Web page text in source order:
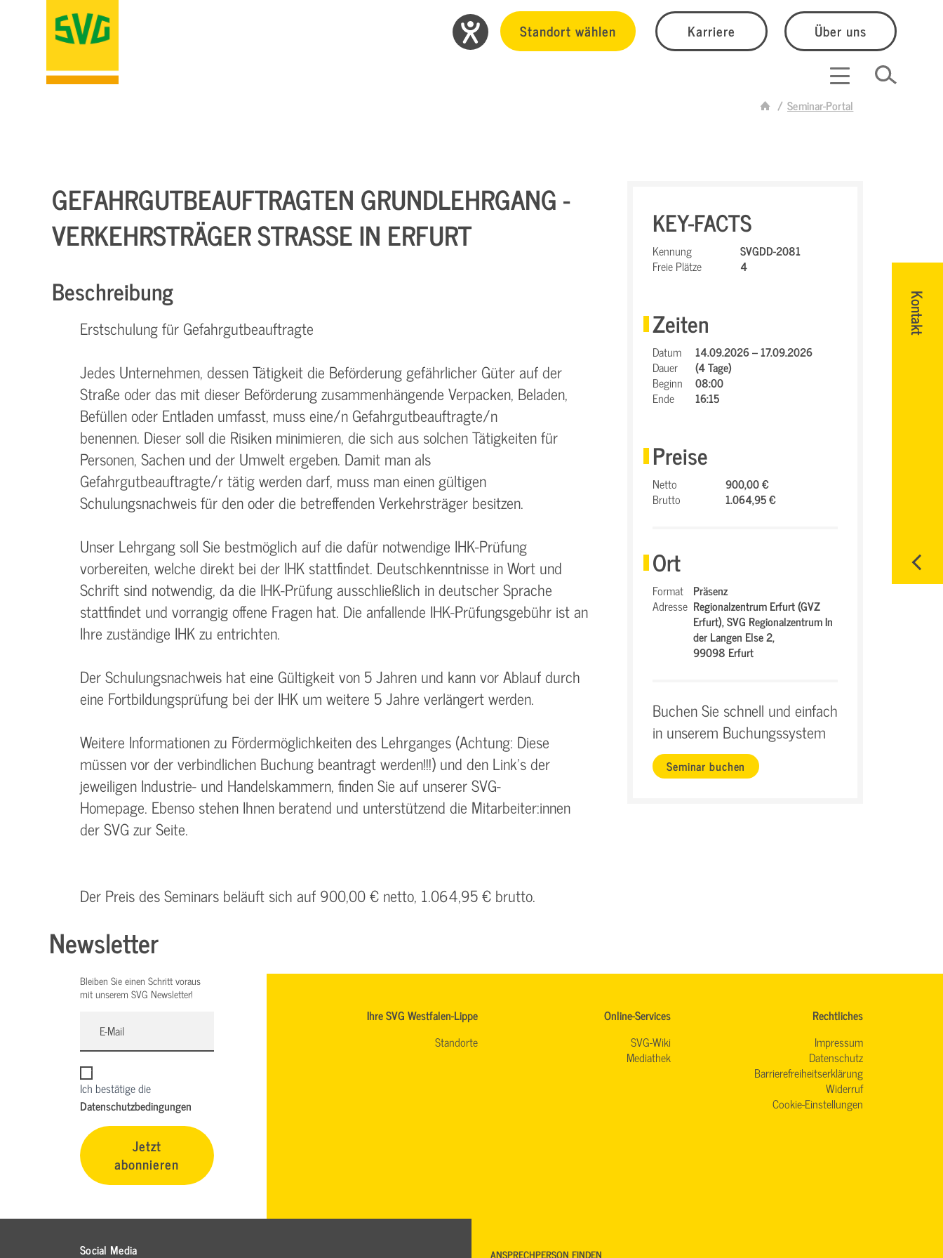
Standort wählen Karriere Über uns
Seminar-Portal
Kontakt
GEFAHRGUTBEAUFTRAGTEN GRUNDLEHRGANG -
VERKEHRSTRÄGER STRASSE IN ERFURT
Beschreibung
Erstschulung für Gefahrgutbeauftragte
Jedes Unternehmen, dessen Tätigkeit die Beförderung gefährlicher Güter auf der
Straße oder das mit dieser Beförderung zusammenhängende Verpacken, Beladen,
Befüllen oder Entladen umfasst, muss eine/n Gefahrgutbeauftragte/n
benennen. Dieser soll die Risiken minimieren, die sich aus solchen Tätigkeiten für
Personen, Sachen und der Umwelt ergeben. Damit man als
Gefahrgutbeauftragte/r tätig werden darf, muss man einen gültigen
Schulungsnachweis für den oder die betreffenden Verkehrsträger besitzen.
Unser Lehrgang soll Sie bestmöglich auf die dafür notwendige IHK-Prüfung
vorbereiten, welche direkt bei der IHK stattfindet. Deutschkenntnisse in Wort und
Schrift sind notwendig, da die IHK-Prüfung ausschließlich in deutscher Sprache
stattfindet und vorrangig offene Fragen hat. Die anfallende IHK-Prüfungsgebühr ist an
Ihre zuständige IHK zu entrichten.
Der Schulungsnachweis hat eine Gültigkeit von 5 Jahren und kann vor Ablauf durch
eine Fortbildungsprüfung bei der IHK um weitere 5 Jahre verlängert werden.
Weitere Informationen zu Fördermöglichkeiten des Lehrganges (Achtung: Diese
müssen vor der verbindlichen Buchung beantragt werden!!!) und den Link's der
jeweiligen Industrie- und Handelskammern, finden Sie auf unserer SVG-
Homepage. Ebenso stehen Ihnen beratend und unterstützend die Mitarbeiter:innen
der SVG zur Seite.
Der Preis des Seminars beläuft sich auf 900,00 € netto, 1.064,95 € brutto.
KEY-FACTS
Kennung
SVGDD-2081
Freie Plätze
4
Zeiten
Datum
14.09.2026 – 17.09.2026
Dauer
(4 Tage)
Beginn
08:00
Ende
16:15
Preise
Netto
900,00 €
Brutto
1.064,95 €
Ort
Format Präsenz
Adresse Regionalzentrum Erfurt (GVZ
Erfurt),SVG Regionalzentrum In
der Langen Else 2,
99098 Erfurt
Buchen Sie schnell und einfach
in unserem Buchungssystem
Seminar buchen
Newsletter
Bleiben Sie einen Schritt voraus
mit unserem SVG Newsletter!
Ich bestätige die
Datenschutzbedingungen
Jetzt
abonnieren
Ihre SVG Westfalen-Lippe
Standorte
Online-Services
SVG-Wiki
Mediathek
Rechtliches
Impressum
Datenschutz
Barrierefreiheitserklärung
Widerruf
Cookie-Einstellungen
Social Media ANSPRECHPERSON FINDEN